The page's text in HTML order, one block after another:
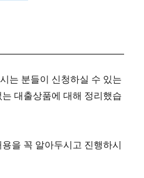
는 분들이 신청하실 수 있는
대출상품에 대해 정리했습
을 꼭 알아두시고 진행하시